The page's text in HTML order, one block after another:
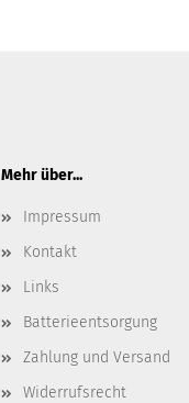
Mehr über...
Impressum
Kontakt
Links
Batterieentsorgung
Zahlung und Versand
Widerrufsrecht